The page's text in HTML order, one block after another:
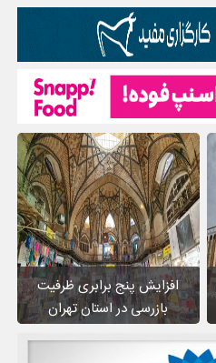
افزایش پنج برابری ظرفیت
بازرسی در استان تهران